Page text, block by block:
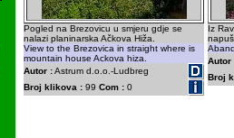
Pogled na Brezovicu u smjeru gdje se
nalazi planinarska Ačkova Hiža.
View to the Brezovica in straight where is
mountain house Ackova hiza.
Autor :Astrum d.o.o.-Ludbreg
Broj klikova : 99 Com : 0
Iz
Autor
Broj